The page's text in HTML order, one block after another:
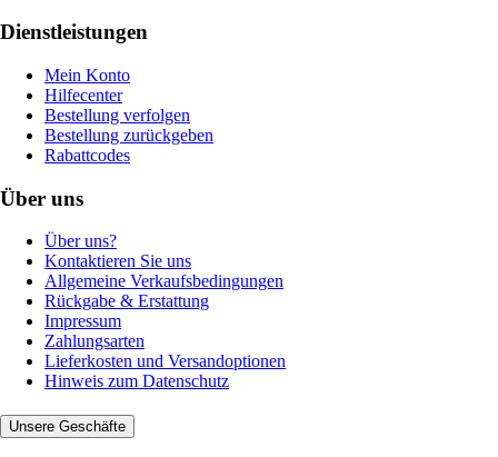
Dienstleistungen
Mein Konto
Hilfecenter
Bestellung verfolgen
Bestellung zurückgeben
Rabattcodes
Über uns
Über uns?
Kontaktieren Sie uns
Allgemeine Verkaufsbedingungen
Rückgabe & Erstattung
Impressum
Zahlungsarten
Lieferkosten und Versandoptionen
Hinweis zum Datenschutz
Unsere Geschäfte